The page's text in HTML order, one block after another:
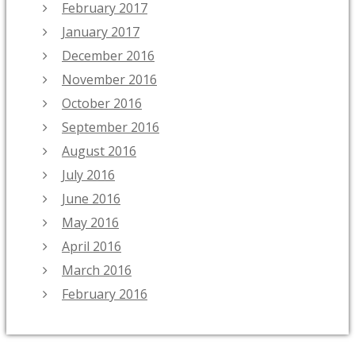
February 2017
January 2017
December 2016
November 2016
October 2016
September 2016
August 2016
July 2016
June 2016
May 2016
April 2016
March 2016
February 2016